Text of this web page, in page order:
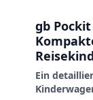
gb
Ein